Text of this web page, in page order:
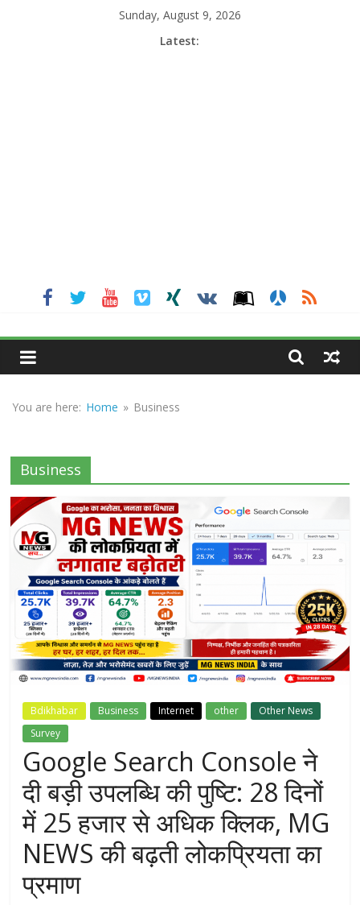
Sunday, August 9, 2026
Latest:
MGNEWSINDIA
Sach
You are here: Home » Business
Business
Bdikhabar Business Internet other
Other News
Survey
Google Search Console ने
दी बड़ी उपलब्धि की पुष्टि: 28 दिनों
में 25 हजार से अधिक क्लिक, MG
NEWS की बढ़ती लोकप्रियता का
प्रमाण